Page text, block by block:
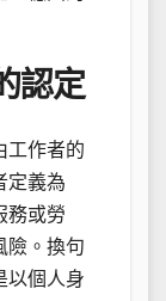
認定
工作者的
定義為
務或勞
險。換句
以個人身